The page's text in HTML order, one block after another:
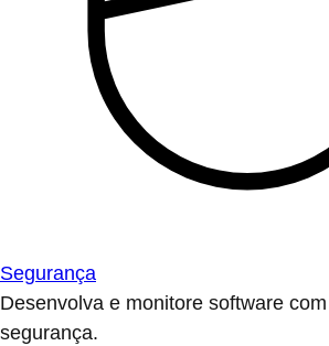
Segurança
Desenvolva e monitore software
segurança.